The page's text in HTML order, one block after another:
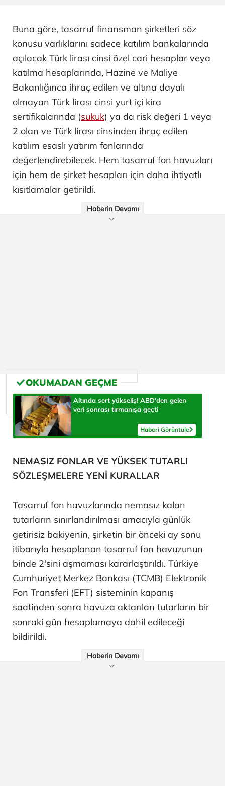
Buna göre, tasarruf finansman şirketleri söz
konusu varlıklarını sadece katılım bankalarında
açılacak Türk lirası cinsi özel cari hesaplar veya
katılma hesaplarında, Hazine ve Maliye
Bakanlığınca ihraç edilen ve altına dayalı
olmayan Türk lirası cinsi yurt içi kira
sertifikalarında (sukuk) ya da risk değeri 1 veya
2 olan ve Türk lirası cinsinden ihraç edilen
katılım esaslı yatırım fonlarında
değerlendirebilecek. Hem tasarruf fon havuzları
için hem de şirket hesapları için daha ihtiyatlı
kısıtlamalar getirildi.
Haberin Devamı
Altında sert yükseliş! ABD'den gelen
veri sonrası tırmanışa geçti
Haberi Görüntüle
NEMASIZ FONLAR VE YÜKSEK TUTARLI
SÖZLEŞMELERE YENİ KURALLAR
Tasarruf fon havuzlarında nemasız kalan
tutarların sınırlandırılması amacıyla günlük
getirisiz bakiyenin, şirketin bir önceki ay sonu
itibarıyla hesaplanan tasarruf fon havuzunun
binde 2'sini aşmaması kararlaştırıldı. Türkiye
Cumhuriyet Merkez Bankası (TCMB) Elektronik
Fon Transferi (EFT) sisteminin kapanış
saatinden sonra havuza aktarılan tutarların bir
sonraki gün hesaplamaya dahil edileceği
bildirildi.
Haberin Devamı